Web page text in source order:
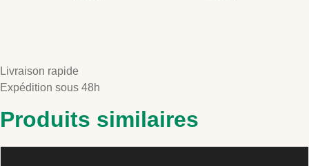
Livraison rapide
Expédition sous 48h
Produits similaires